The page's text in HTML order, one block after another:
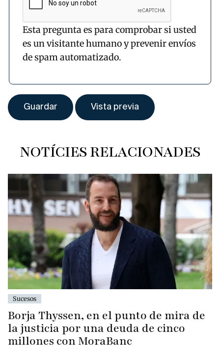
Esta pregunta es para comprobar si usted
es un visitante humano y prevenir envíos
de spam automatizado.
NOTÍCIES RELACIONADES
Sucesos
Borja Thyssen, en el punto de mira de
la justicia por una deuda de cinco
millones con MoraBanc